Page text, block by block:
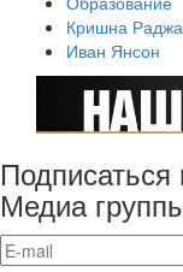
Кришна
Иван Янсон
Медиа